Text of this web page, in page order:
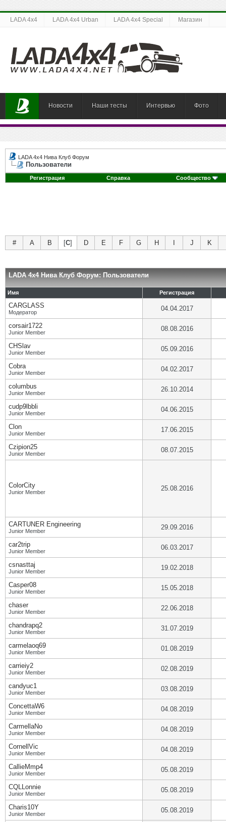
LADA 4x4 LADA 4x4 Urban LADA 4x4 Special Магазин
Новости Наши тесты Интервью Фото
LADA 4x4 Нива Клуб Форум
Пользователи
Регистрация Справка Сообщество
# A B [C] D E F G H J K
LADA 4x4 Нива Клуб Форум: Пользователи
Имя Регистрация
CARGLASS
Модератор 04.04.2017
corsair1722
Junior Member 08.08.2016
CHSlav
Junior Member 05.09.2016
Cobra
Junior Member 04.02.2017
columbus
Junior Member 26.10.2014
cudp9lbbli
Junior Member 04.06.2015
Clon
Junior Member 17.06.2015
Czipion25
Junior Member 08.07.2015
ColorCity
Junior Member 25.08.2016
CARTUNER Engineering
Junior Member 29.09.2016
car2trip
Junior Member 06.03.2017
csnasttaj
Junior Member 19.02.2018
Casper08
Junior Member 15.05.2018
chaser
Junior Member 22.06.2018
chandrapq2
Junior Member 31.07.2019
carmelaoq69
Junior Member 01.08.2019
carrieiy2
Junior Member 02.08.2019
candyuc1
Junior Member 03.08.2019
ConcettaW6
Junior Member 04.08.2019
CarmellaNo
Junior Member 04.08.2019
CornellVic
Junior Member 04.08.2019
CallieMmp4
Junior Member 05.08.2019
CQLLonnie
Junior Member 05.08.2019
Charis10Y
Junior Member 05.08.2019